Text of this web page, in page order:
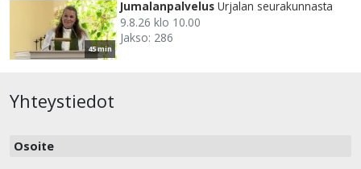
45 min
Jumalanpalvelus Urjalan seurakunnasta
9.8.26 klo 10.00
Jakso: 286
Yhteystiedot
Osoite